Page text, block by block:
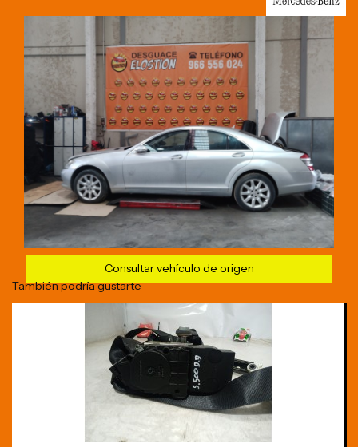
Consultar vehículo de origen
También podría gustarte